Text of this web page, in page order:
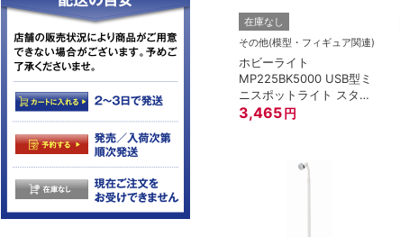
在庫なし
その他(模型・フィギュア関連)
ホビーライト
MP225BK5000 USB型ミ
ニスポットライト スタン
ド22.5cm/黒/5000K
3,465 円